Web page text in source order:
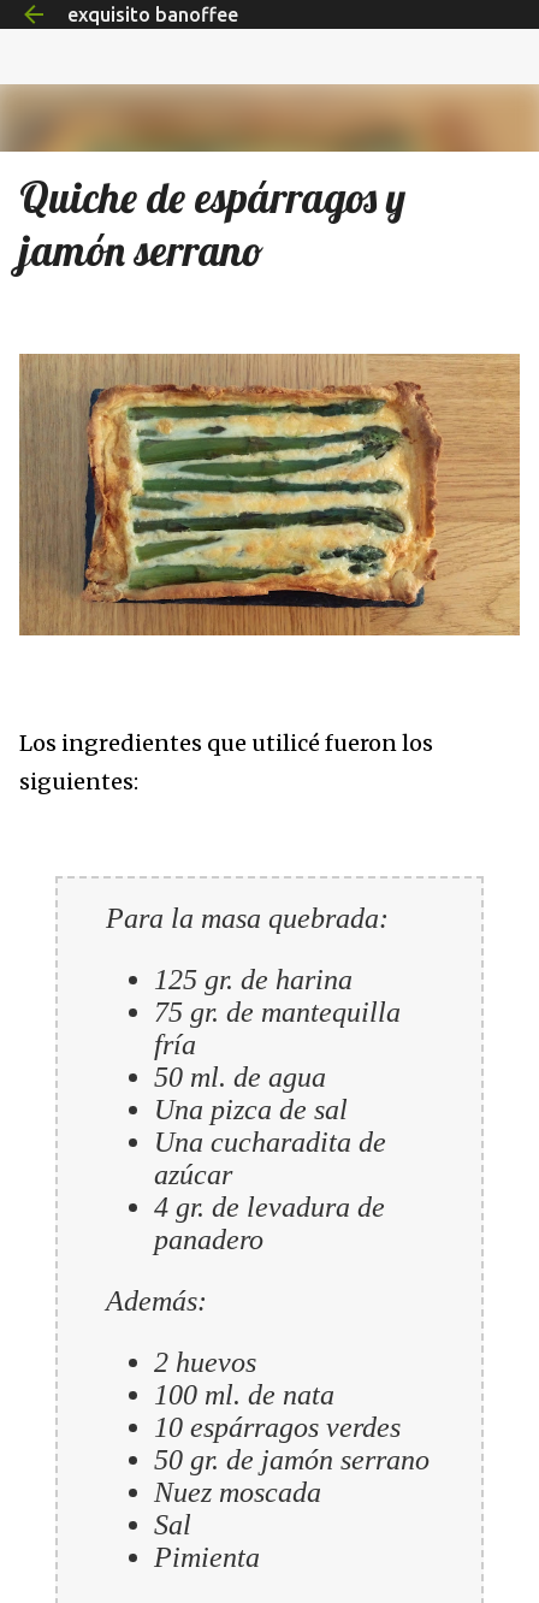
Ir al contenido principal
exquisito banoffee
Quiche de espárragos y
jamón serrano
Los ingredientes que utilicé fueron los
siguientes:
Para la masa quebrada:
125 gr. de harina
75 gr. de mantequilla
fría
50 ml. de agua
Una pizca de sal
Una cucharadita de
azúcar
4 gr. de levadura de
panadero
Además:
2 huevos
100 ml. de nata
10 espárragos verdes
50 gr. de jamón serrano
Nuez moscada
Sal
Pimienta